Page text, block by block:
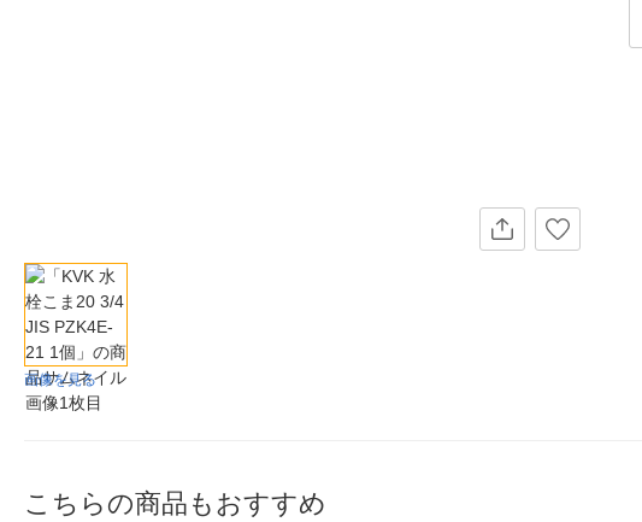
画像を見る
こちらの商品もおすすめ